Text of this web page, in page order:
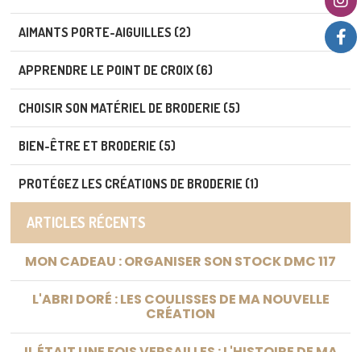
AIMANTS PORTE-AIGUILLES (2)
APPRENDRE LE POINT DE CROIX (6)
CHOISIR SON MATÉRIEL DE BRODERIE (5)
BIEN-ÊTRE ET BRODERIE (5)
PROTÉGEZ LES CRÉATIONS DE BRODERIE (1)
ARTICLES RÉCENTS
MON CADEAU : ORGANISER SON STOCK DMC 117
L'ABRI DORÉ : LES COULISSES DE MA NOUVELLE
CRÉATION